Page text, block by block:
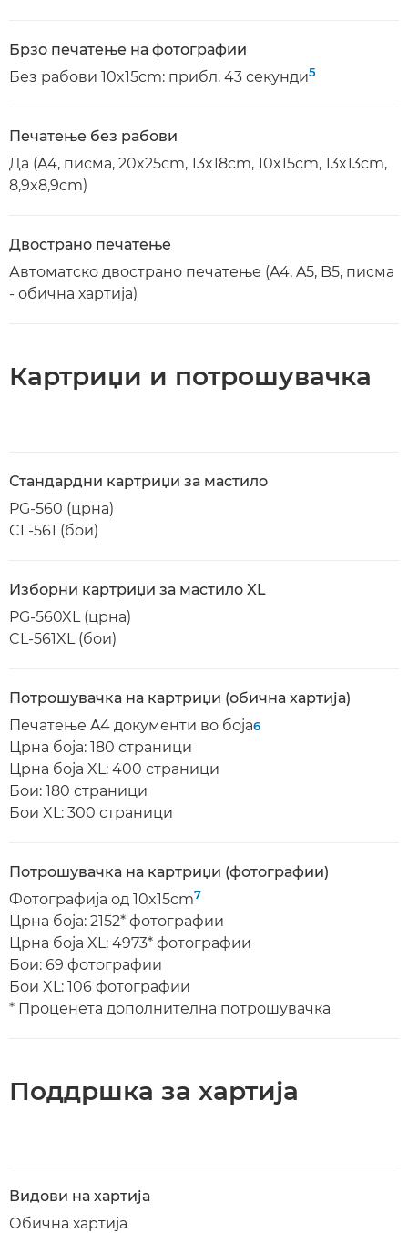
Брзо печатење на фотографии
Без рабови 10x15cm: прибл. 43 секунди5
Печатење без рабови
Да (A4, писма, 20x25cm, 13x18cm, 10x15cm, 13x13cm,
8,9x8,9cm)
Двострано печатење
Автоматско двострано печатење (A4, A5, B5, писма
- обична хартија)
Картриџи и потрошувачка
Стандардни картриџи за мастило
PG-560 (црна)
CL-561 (бои)
Изборни картриџи за мастило XL
PG-560XL (црна)
CL-561XL (бои)
Потрошувачка на картриџи (обична хартија)
Печатење A4 документи во боја6
Црна боја: 180 страници
Црна боја XL: 400 страници
Бои: 180 страници
Бои XL: 300 страници
Потрошувачка на картриџи (фотографии)
Фотографија од 10x15cm7
Црна боја: 2152* фотографии
Црна боја XL: 4973* фотографии
Бои: 69 фотографии
Бои XL: 106 фотографии
* Проценета дополнителна потрошувачка
Поддршка за хартија
Видови на хартија
Обична хартија